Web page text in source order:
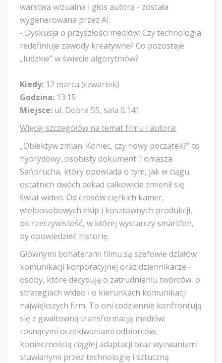
warstwa wizualna i głos autora - została
wygenerowana przez AI.
​- Dyskusja o przyszłości mediów: Czy technologia
redefiniuje zawody kreatywne? Co pozostaje
„ludzkie” w świecie algorytmów?
Kiedy: 12 marca (czwartek)
Godzina: 13:15
Miejsce: ul. Dobra 55, sala 0.141
Więcej szczegółów na temat filmu i autora:
„Obiektyw zmian. Koniec, czy nowy początek?” to
hybrydowy, osobisty dokument Tomasza
Sańprucha, który opowiada o tym, jak w ciągu
ostatnich dwóch dekad całkowicie zmienił się
świat wideo. Od czasów ciężkich kamer,
wieloosobowych ekip i kosztownych produkcji,
po rzeczywistość, w której wystarczy smartfon,
by opowiedzieć historię.
Głównymi bohaterami filmu są szefowie działów
komunikacji korporacyjnej oraz dziennikarze -
osoby, które decydują o zatrudnianiu twórców, o
strategiach wideo i o kierunkach komunikacji
największych firm. To oni codziennie konfrontują
się z gwałtowną transformacją mediów:
rosnącymi oczekiwaniami odbiorców,
koniecznością ciągłej adaptacji oraz wyzwaniami
stawianymi przez technologię i sztuczną